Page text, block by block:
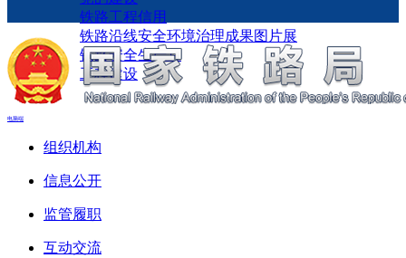
铁路工程信用
铁路沿线安全环境治理成果图片展
铁路安全生产月
工程建设
电脑端
组织机构
信息公开
监管履职
互动交流